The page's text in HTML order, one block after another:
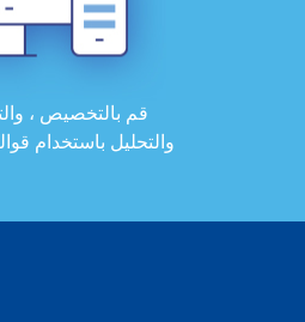
قم بالتخصيص ،
والتحليل باستخدام